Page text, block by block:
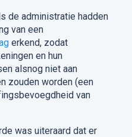
de administratie hadden
van een
erkend, zodat
en hun
alsnog niet aan
zouden worden (een
van
was uiteraard dat er